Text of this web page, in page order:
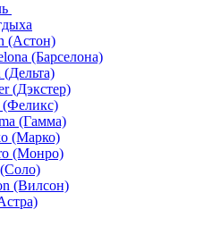
(Астон)
(Барселона)
(Дэкстер)
(Гамма)
(Марко)
(Монро)
(Вилсон)